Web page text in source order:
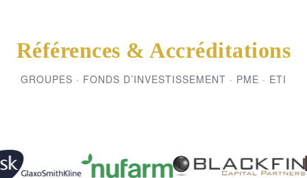
Références & Accréditations
GROUPES · FONDS D’INVESTISSEMENT · PME · ETI